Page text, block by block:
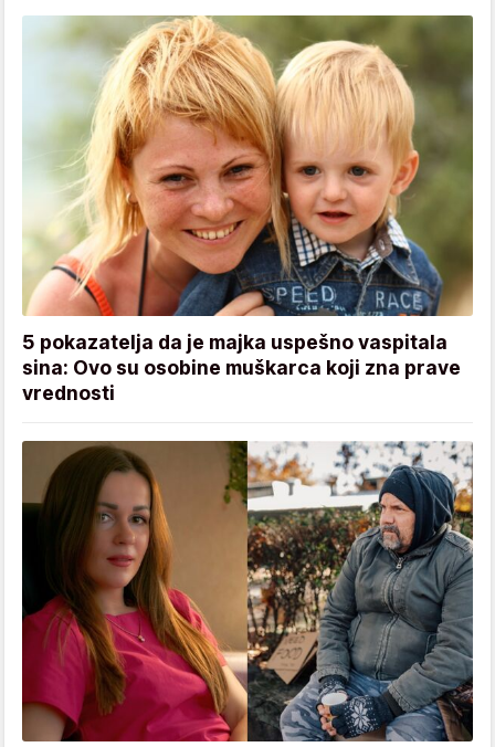
5 pokazatelja da je majka uspešno vaspitala
sina: Ovo su osobine muškarca koji zna prave
vrednosti